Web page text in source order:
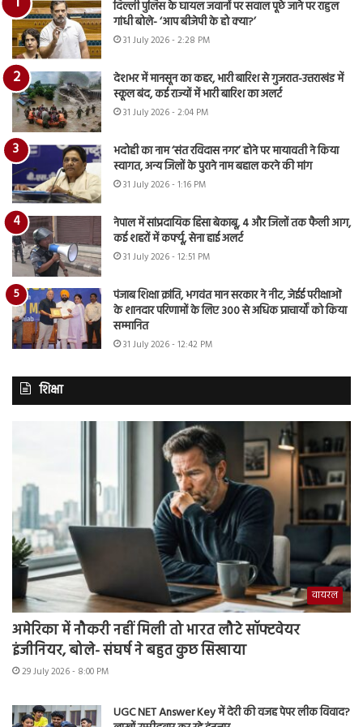
दिल्ली पुलिस के घायल जवानों पर सवाल पूछे जाने पर राहुल
गांधी बोले- ‘आप बीजेपी के हो क्या?’
31 July 2026 - 2:28 PM
देशभर में मानसून का कहर, भारी बारिश से गुजरात-उत्तराखंड में
स्कूल बंद, कई राज्यों में भारी बारिश का अलर्ट
31 July 2026 - 2:04 PM
भदोही का नाम ‘संत रविदास नगर’ होने पर मायावती ने किया
स्वागत, अन्य जिलों के पुराने नाम बहाल करने की मांग
31 July 2026 - 1:16 PM
नेपाल में सांप्रदायिक हिंसा बेकाबू, 4 और जिलों तक फैली आग,
कई शहरों में कर्फ्यू, सेना हाई अलर्ट
31 July 2026 - 12:51 PM
पंजाब शिक्षा क्रांति, भगवंत मान सरकार ने नीट, जेईई परीक्षाओं
के शानदार परिणामों के लिए 300 से अधिक प्राचार्यों को किया
सम्मानित
31 July 2026 - 12:42 PM
शिक्षा
वायरल
अमेरिका में नौकरी नहीं मिली तो भारत लौटे सॉफ्टवेयर
इंजीनियर, बोले- संघर्ष ने बहुत कुछ सिखाया
29 July 2026 - 8:00 PM
UGC NET Answer Key में देरी की वजह पेपर लीक विवाद?